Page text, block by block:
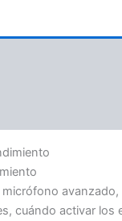
cuándo activar los